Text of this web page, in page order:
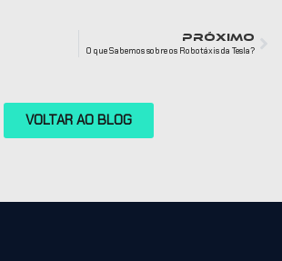
PRÓXIMO
O que Sabemos sobre os Robotáxis da Tesla?
VOLTAR AO BLOG